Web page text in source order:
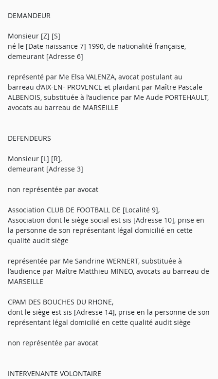
DEMANDEUR
Monsieur [Z] [S]
né le [Date naissance 7] 1990, de nationalité française,
demeurant [Adresse 6]
représenté par Me Elsa VALENZA, avocat postulant au
barreau d’AIX-EN- PROVENCE et plaidant par Maître Pascale
ALBENOIS, substituée à l’audience par Me Aude PORTEHAULT,
avocats au barreau de MARSEILLE
DEFENDEURS
Monsieur [L] [R],
demeurant [Adresse 3]
non représentée par avocat
Association CLUB DE FOOTBALL DE [Localité 9],
Association dont le siège social est sis [Adresse 10], prise en
la personne de son représentant légal domicilié en cette
qualité audit siège
représentée par Me Sandrine WERNERT, substituée à
l’audience par Maître Matthieu MINEO, avocats au barreau de
MARSEILLE
CPAM DES BOUCHES DU RHONE,
dont le siège est sis [Adresse 14], prise en la personne de son
représentant légal domicilié en cette qualité audit siège
non représentée par avocat
INTERVENANTE VOLONTAIRE